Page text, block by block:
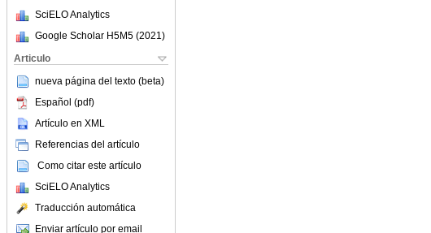
SciELO Analytics
Google Scholar H5M5 (2021 )
Articulo
nueva página del texto (beta)
Español (pdf)
Artículo en XML
Referencias del artículo
Como citar este artículo
SciELO Analytics
Traducción automática
Enviar artículo por email